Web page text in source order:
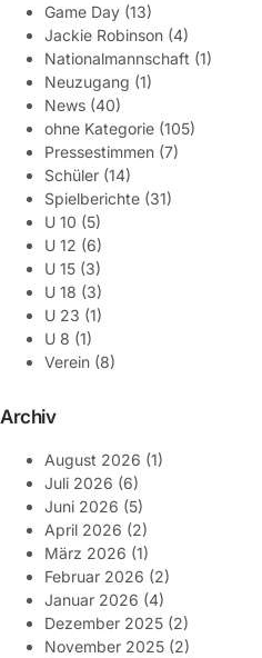
Game Day (13)
Jackie Robinson (4)
Nationalmannschaft (1)
Neuzugang (1)
News (40)
ohne Kategorie (105)
Pressestimmen (7)
Schüler (14)
Spielberichte (31)
U 10 (5)
U 12 (6)
U 15 (3)
U 18 (3)
U 23 (1)
U 8 (1)
Verein (8)
Archiv
August 2026 (1)
Juli 2026 (6)
Juni 2026 (5)
April 2026 (2)
März 2026 (1)
Februar 2026 (2)
Januar 2026 (4)
Dezember 2025 (2)
November 2025 (2)